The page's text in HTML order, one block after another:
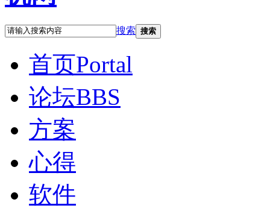
搜索 搜索
首页Portal
论坛BBS
方案
心得
软件